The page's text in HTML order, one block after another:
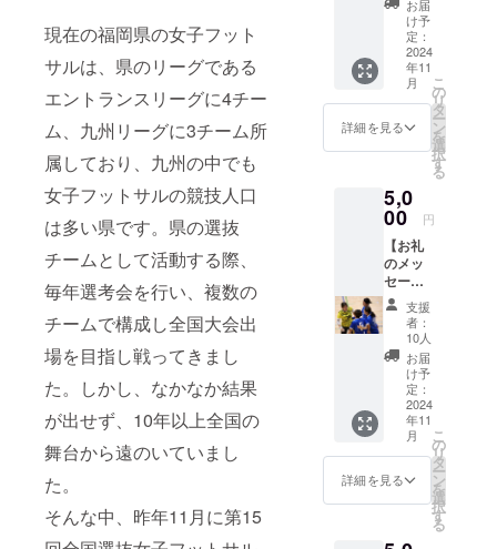
現在の福岡県の女子フット
サルは、県のリーグである
エントランスリーグに4チー
ム、九州リーグに3チーム所
属しており、九州の中でも
女子フットサルの競技人口
は多い県です。県の選抜
チームとして活動する際、
毎年選考会を行い、複数の
チームで構成し全国大会出
場を目指し戦ってきまし
た。しかし、なかなか結果
が出せず、10年以上全国の
舞台から遠のいていまし
た。
そんな中、昨年11月に第15
謝の気
持ちを
込め
て、お
礼の
メッ
セージ
をお送
りしま
※5,000
円コー
ス、
10,000
円コー
スと同
じ内容
になり
ます。
お届
け予
定：
2024
年11
月
詳細を見る
こ
の
リ
タ
ー
ン
を
選
択
す
る
5,0
00 円
【お礼
のメッ
セー
ジ
5,000円
コー
ス】 感
謝の気
持ちを
込め
て、お
礼の
メッ
セージ
をお送
りしま
支援
者：
10人
お届
け予
定：
2024
年11
月
詳細を見る
こ
の
リ
タ
ー
ン
を
選
択
す
る